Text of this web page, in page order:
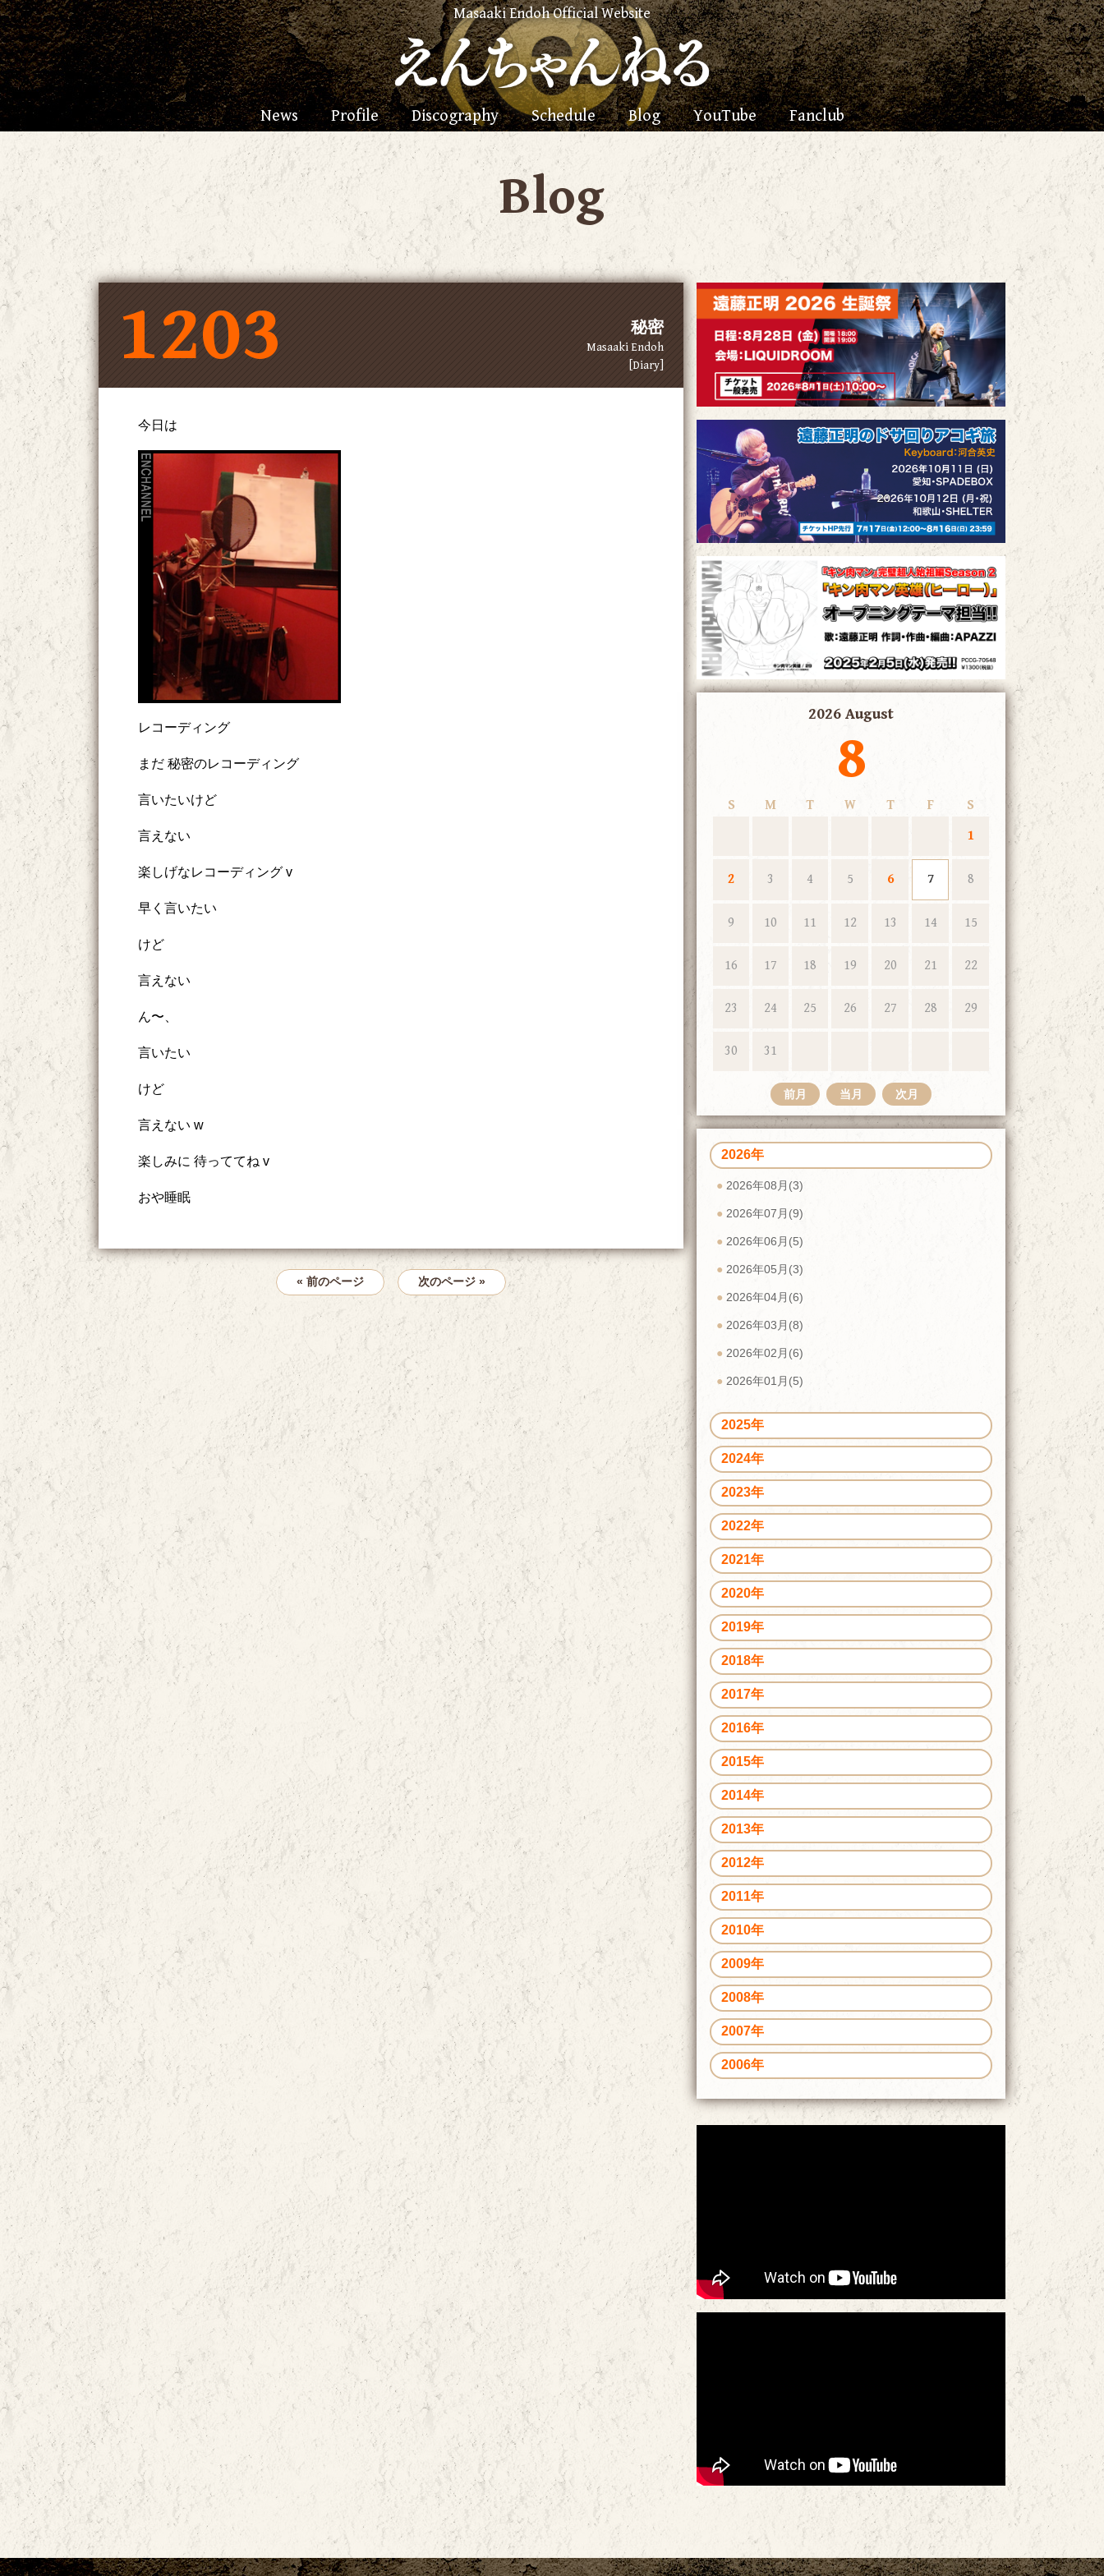
Masaaki Endoh Official Website
News Profile Discography Schedule Blog YouTube Fanclub
Blog
1203 秘密
Masaaki Endoh
[Diary]
今日は
レコーディング
まだ 秘密のレコーディング
言いたいけど
言えない
楽しげなレコーディング v
早く言いたい
けど
言えない
ん〜、
言いたい
けど
言えない w
楽しみに 待っててね v
おや睡眠
« 前のページ 次のページ »
2026 August
8
S M T W T F
S
1
2 3 4 5 6 7 8
9 10 11 12 13 14 15
16 17 18 19 20 21 22
23 24 25 26 27 28 29
30 31
前月 当月 次月
2026年
2026年08月(3)
2026年07月(9)
2026年06月(5)
2026年05月(3)
2026年04月(6)
2026年03月(8)
2026年02月(6)
2026年01月(5)
2025年
2024年
2023年
2022年
2021年
2020年
2019年
2018年
2017年
2016年
2015年
2014年
2013年
2012年
2011年
2010年
2009年
2008年
2007年
2006年